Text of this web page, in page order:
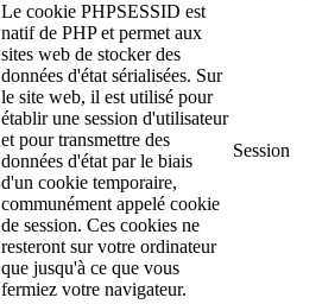
Le cookie PHPSESSID est
natif de PHP et permet aux
sites web de stocker des
données d'état sérialisées. Sur
le site web, il est utilisé pour
établir une session d'utilisateur
et pour transmettre des
données d'état par le biais
d'un cookie temporaire,
communément appelé cookie
de session. Ces cookies ne
resteront sur votre ordinateur
que jusqu'à ce que vous
fermiez votre navigateur.
Session